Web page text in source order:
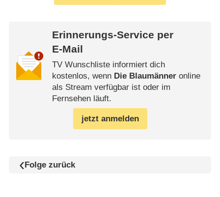
Erinnerungs-Service per
E-Mail
TV Wunschliste informiert dich
kostenlos, wenn Die Blaumänneronline
als Stream verfügbar ist oder im
Fernsehen läuft.
jetzt anmelden
Folge zurück